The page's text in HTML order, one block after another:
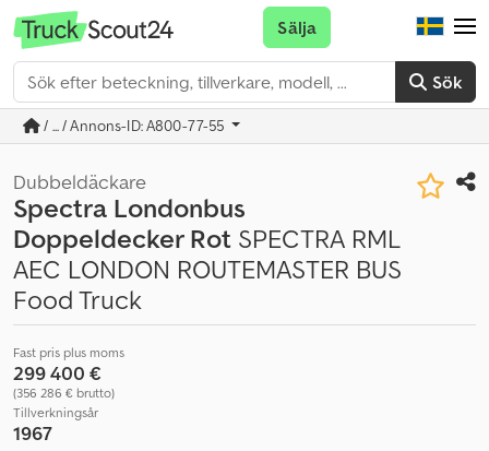
Sök
Sälja
/ ... / Annons-ID: A800-77-55
Dubbeldäckare
Spectra Londonbus
Doppeldecker Rot SPECTRA RML
AEC LONDON ROUTEMASTER BUS
Food Truck
Fast pris plus moms
299 400 €
(356 286 € brutto)
Tillverkningsår
1967